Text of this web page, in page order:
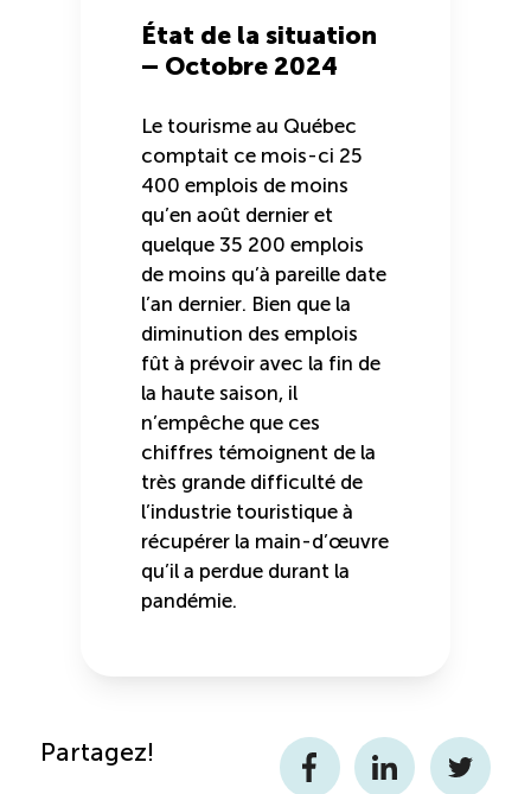
État de la situation
– Octobre 2024
Le tourisme au Québec
comptait ce mois-ci 25
400 emplois de moins
qu’en août dernier et
quelque 35 200 emplois
de moins qu’à pareille date
l’an dernier. Bien que la
diminution des emplois
fût à prévoir avec la fin de
la haute saison, il
n’empêche que ces
chiffres témoignent de la
très grande difficulté de
l’industrie touristique à
récupérer la main-d’œuvre
qu’il a perdue durant la
pandémie.
Partagez!
FacebookLinkedInTwitter